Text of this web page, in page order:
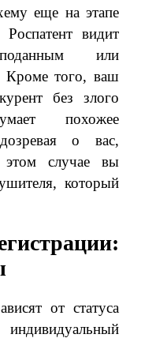
еще на этапе
Роспатент видит
или
Кроме того, ваш
без злого
похожее
о вас,
этом случае вы
который
от статуса